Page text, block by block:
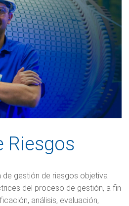
Riesgos
de gestión de riesgos objetiva
del proceso de gestión, a fin
análisis, evaluación,